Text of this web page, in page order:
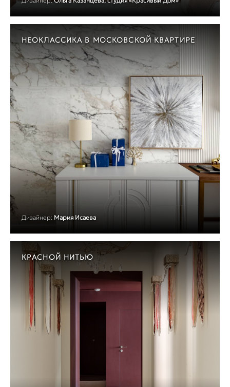
НЕОКЛАССИКА В МОСКОВСКОЙ КВАРТИРЕ
Дизайнер: Мария Исаева
КРАСНОЙ НИТЬЮ